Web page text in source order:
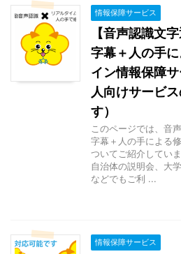
情報保障サービス
【音声認識文
字幕＋人の手
イン情報保障
人向けサービ
す）
このページでは、音
字幕＋人の手による
ついてご紹介してい
自治体の説明会、大
などでもご利 ...
情報保障サービス